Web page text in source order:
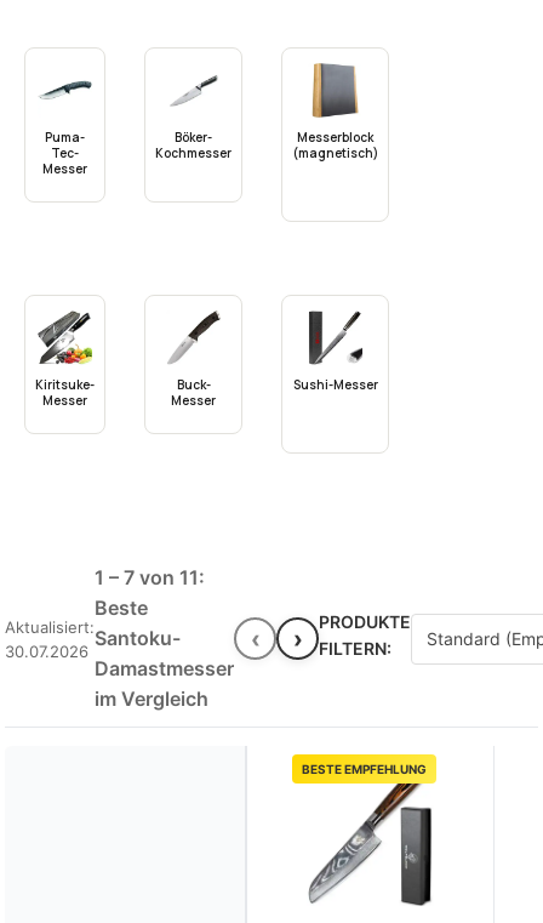
Puma-
Tec-
Messer
Böker-
Kochmesser
Messerblock
(magnetisch)
Kiritsuke-
Messer
Buck-
Messer
Sushi-Messer
Aktualisiert:
30.07.2026
1 – 7 von 11:
Beste
Santoku-
Damastmesser
im Vergleich
‹ ›
PRODUKTE
FILTERN:
BESTE EMPFEHLUNG